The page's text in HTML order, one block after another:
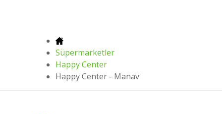
Süpermarketler
Happy Center
Happy Center - Manav